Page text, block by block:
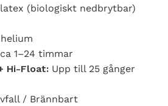
(biologiskt nedbrytbar)
ca 1–24 timmar
Hi-Float: Upp till 25 gånger
/ Brännbart